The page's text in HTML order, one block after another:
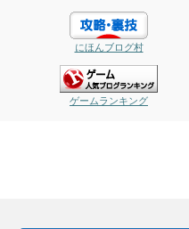
にほんブログ村
ゲームランキング